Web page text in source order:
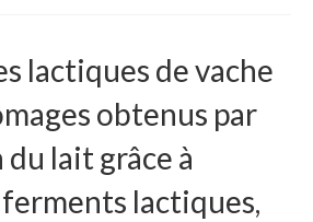
lactiques de vache
obtenus par
lait grâce à
ferments lactiques,